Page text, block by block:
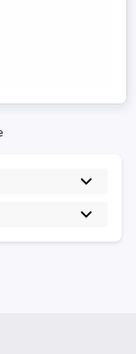
conturate 1500 lei